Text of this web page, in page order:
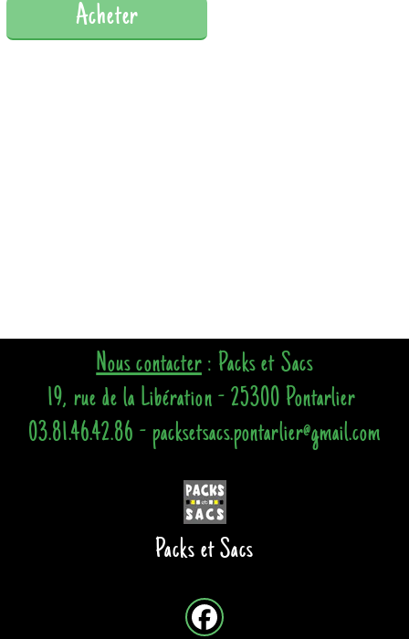
Acheter
Nous contacter: Packs et Sacs
19, rue de la Libération - 25300 Pontarlier
03.81.46.42.86 - packsetsacs.pontarlier@gmail.com
Packs et Sacs